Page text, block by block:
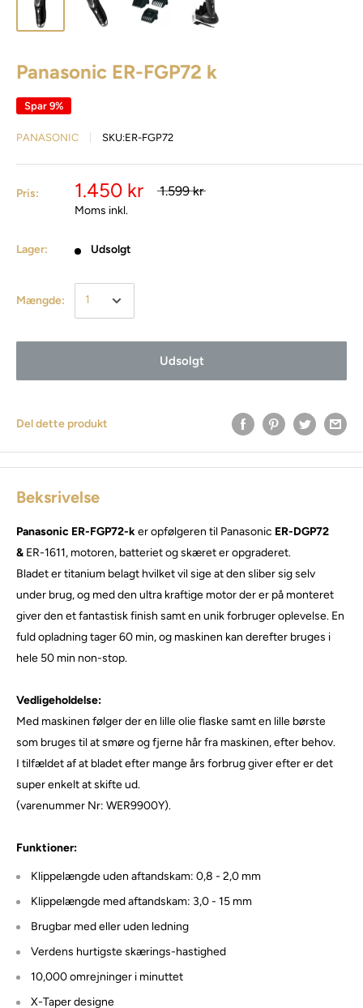
Panasonic ER-FGP72 k
Spar 9%
PANASONIC SKU:ER-FGP72
Pris: 1.450 kr 1.599 kr
Moms inkl.
Lager: Udsolgt
Mængde:
Udsolgt
Del dette produkt
Beksrivelse
Panasonic ER-FGP72-ker opfølgeren til Panasonic ER-DGP72
& ER-1611, motoren, batteriet og skæret er opgraderet.
Bladet er titanium belagt hvilket vil sige at den sliber sig selv
under brug, og med den ultra kraftige motor der er på monteret
giver den et fantastisk finish samt en unik forbruger oplevelse. En
fuld opladning tager 60 min, og maskinen kan derefter bruges i
hele 50 min non-stop.
Vedligeholdelse:
Med maskinen følger der en lille olie flaske samt en lille børste
som bruges til at smøre og fjerne hår fra maskinen, efter behov.
I tilfældet af at bladet efter mange års forbrug giver efter er det
super enkelt at skifte ud.
(varenummer Nr: WER9900Y).
Funktioner:
Klippelængde uden aftandskam: 0,8 - 2,0 mm
Klippelængde med aftandskam: 3,0 - 15 mm
Brugbar med eller uden ledning
Verdens hurtigste skærings-hastighed
10,000 omrejninger i minuttet
X-Taper designe